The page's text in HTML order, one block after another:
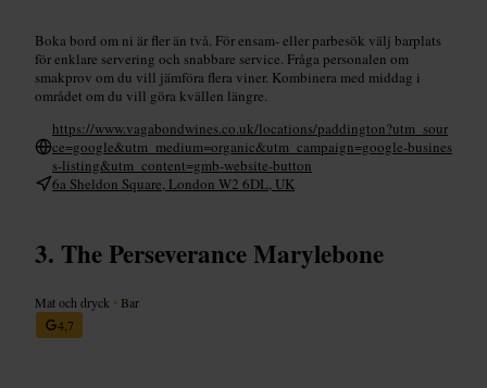
Boka bord om ni är fler än två. För ensam- eller parbesök välj barplats
för enklare servering och snabbare service. Fråga personalen om
smakprov om du vill jämföra flera viner. Kombinera med middag i
området om du vill göra kvällen längre.
https://www.vagabondwines.co.uk/locations/paddington?utm_sour
ce=google&utm_medium=organic&utm_campaign=google-busines
s-listing&utm_content=gmb-website-button
6a Sheldon Square, London W2 6DL, UK
The Perseverance Marylebone
Mat och dryck • Bar
4,7